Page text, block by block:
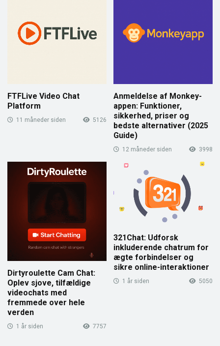
FTFLive Video Chat
Platform
11 måneder siden 5126
Anmeldelse af Monkey-
appen: Funktioner,
sikkerhed, priser og
bedste alternativer (2025
Guide)
12 måneder siden 3998
Dirtyroulette Cam Chat:
Oplev sjove, tilfældige
videochats med
fremmede over hele
verden
1 år siden 7757
321Chat: Udforsk
inkluderende chatrum for
ægte forbindelser og
sikre online-interaktioner
1 år siden 5050